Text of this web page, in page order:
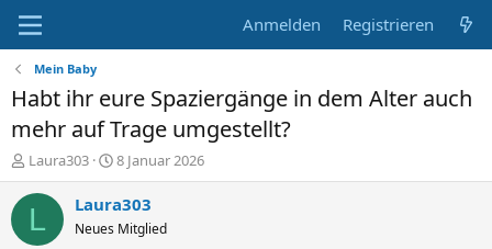
Anmelden Registrieren
Mein Baby
Habt ihr eure Spaziergänge in dem Alter auch
mehr auf Trage umgestellt?
E
r
s
Laura303
E
r
s
e
8 Januar 2026
L Laura303
Neues Mitglied